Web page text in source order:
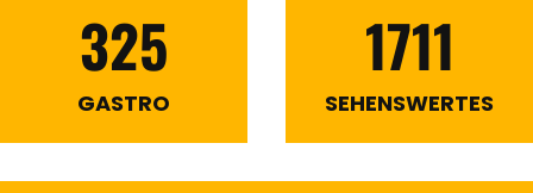
325
GASTRO
1711
SEHENSWERTES